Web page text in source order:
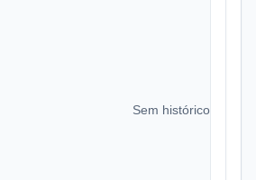
Sem histórico de